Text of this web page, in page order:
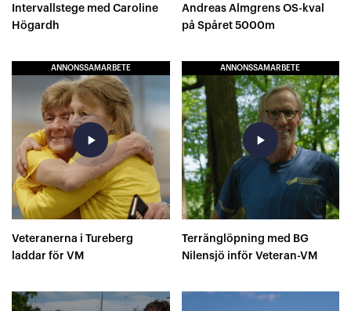
Intervallstege med Caroline
Högardh
Andreas Almgrens OS-kval
på Spåret 5000m
ANNONSSAMARBETE
play_arrow
Veteranerna i Tureberg
laddar för VM
ANNONSSAMARBETE
play_arrow
Terränglöpning med BG
Nilensjö inför Veteran-VM